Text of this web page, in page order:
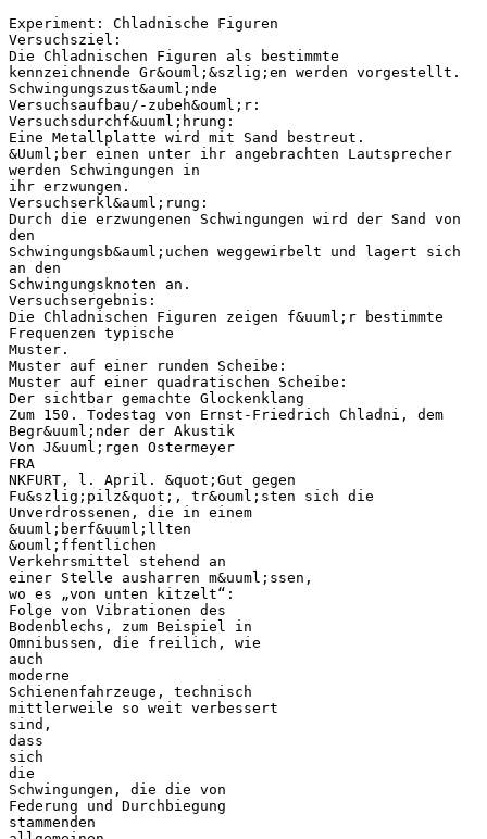
Experiment: Chladnische Figuren
Versuchsziel:
Die Chladnischen Figuren als bestimmte
kennzeichnende Gr&ouml;&szlig;en werden vorgestellt.
Schwingungszust&auml;nde
Versuchsaufbau/-zubeh&ouml;r:
Versuchsdurchf&uuml;hrung:
Eine Metallplatte wird mit Sand bestreut.
&Uuml;ber einen unter ihr angebrachten Lautsprecher
werden Schwingungen in
ihr erzwungen.
Versuchserkl&auml;rung:
Durch die erzwungenen Schwingungen wird der Sand von
den
Schwingungsb&auml;uchen weggewirbelt und lagert sich
an den
Schwingungsknoten an.
Versuchsergebnis:
Die Chladnischen Figuren zeigen f&uuml;r bestimmte
Frequenzen typische
Muster.
Muster auf einer runden Scheibe:
Muster auf einer quadratischen Scheibe:
Der sichtbar gemachte Glockenklang
Zum 150. Todestag von Ernst-Friedrich Chladni, dem
Begr&uuml;nder der Akustik
Von J&uuml;rgen Ostermeyer
FRA
NKFURT, l. April. &quot;Gut gegen
Fu&szlig;pilz&quot;, tr&ouml;sten sich die
Unverdrossenen, die in einem
&uuml;berf&uuml;llten
&ouml;ffentlichen
Verkehrsmittel stehend an
einer Stelle ausharren m&uuml;ssen,
wo es „von unten kitzelt“:
Folge von Vibrationen des
Bodenblechs, zum Beispiel in
Omnibussen, die freilich, wie
auch
moderne
Schienenfahrzeuge, technisch
mittlerweile so weit verbessert
sind,
dass
sich
die
Schwingungen, die die von
Federung und Durchbiegung
stammenden